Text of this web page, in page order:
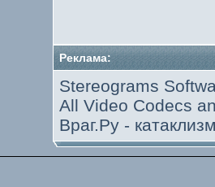
Реклама:
Stereograms
All Video Codecs
Враг.Ру -